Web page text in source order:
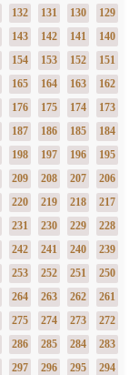
129
130
131
132
140
141
142
143
151
152
153
154
162
163
164
165
173
174
175
176
184
185
186
187
195
196
197
198
206
207
208
209
217
218
219
220
228
229
230
231
239
240
241
242
250
251
252
253
261
262
263
264
272
273
274
275
283
284
285
286
294
295
296
297